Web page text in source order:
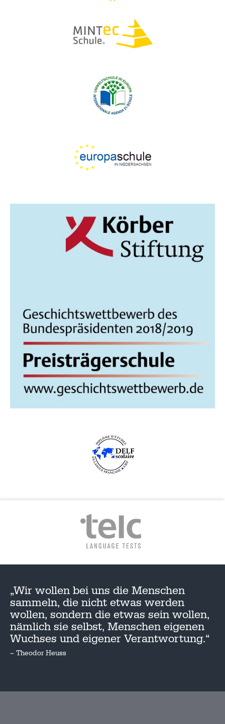
„Wir wollen bei uns die Menschen
sammeln, die nicht etwas werden
wollen, sondern die etwas sein wollen,
nämlich sie selbst, Menschen eigenen
Wuchses und eigener Verantwortung.“
– Theodor Heuss